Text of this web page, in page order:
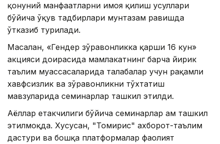
қонуний манфаатларни ҳимоя қилиш усуллари
бўйича ўқув тадбирлари мунтазам равишда
ўтказиб турилади.
Масалан, «Гендер зўравонликка қарши 16 кун»
акцияси доирасида мамлакатнинг барча йирик
таълим муассасаларида талабалар учун рақамли
хавфсизлик ва зўравонликни тўхтатиш
мавзуларида семинарлар ташкил этилди.
Аёллар етакчилиги бўйича семинарлар ҳам ташкил
этилмоқда. Хусусан, "Томирис" ахборот-таълим
дастури ва бошқа платформалар фаолият